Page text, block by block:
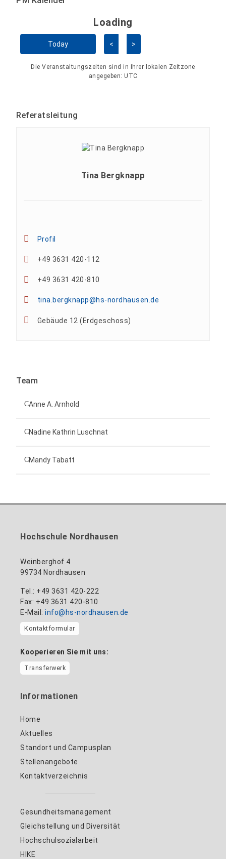
Kalender überspringen
Loading - current view is
Loading
Today < >
Die Veranstaltungszeiten sind in Ihrer lokalen Zeitzone
angegeben: UTC
Referatsleitung
Tina Bergknapp
Profil
+49 3631 420-112
+49 3631 420-810
tina.bergknapp@hs-nordhausen.de
Gebäude 12 (Erdgeschoss)
Team
Anne A. Arnhold
anne-ariane.arnhold@hs-nordhausen.de
Nadine Kathrin Luschnat
Gebäude 12 (Erdgeschoss)
Mandy Tabatt
mandy.tabatt@hs-nordhausen.de
Gebäude 11, Raum 11.0101
Hochschule Nordhausen
Weinberghof 4
99734 Nordhausen
Tel.: +49 3631 420-222
Fax: +49 3631 420-810
E-Mail: info@hs-nordhausen.de
Kontaktformular
Kooperieren Sie mit uns:
Transferwerk
Informationen
Home
Aktuelles
Standort und Campusplan
Stellenangebote
Kontaktverzeichnis
Gesundheitsmanagement
Gleichstellung und Diversität
Hochschulsozialarbeit
HIKE